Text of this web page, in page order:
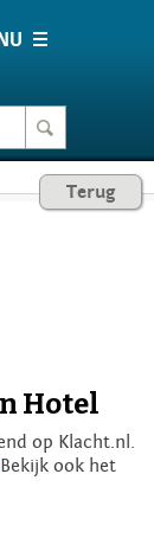
Terug
Hotel
op Klacht.nl.
. Bekijk ook het